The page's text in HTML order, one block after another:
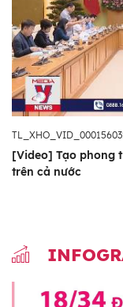
[Video] Tạo phong
trên cả nước